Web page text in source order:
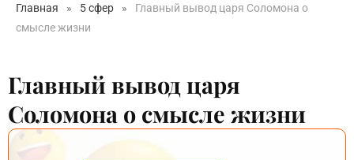
Главная » 5 сфер »
Главный вывод царя Соломона о
смысле жизни
Главный вывод царя
Соломона о смысле жизни